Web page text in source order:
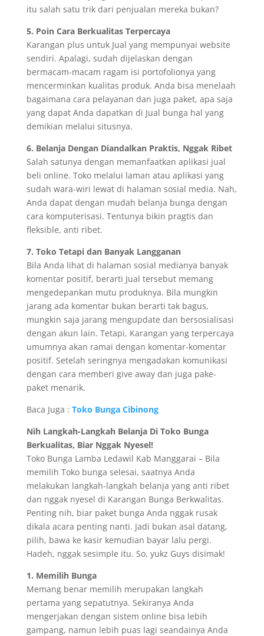
itu salah satu trik dari penjualan mereka bukan?
5. Poin Cara Berkualitas Terpercaya
Karangan plus untuk Jual yang mempunyai website
sendiri. Apalagi, sudah dijelaskan dengan
bermacam-macam ragam isi portofolionya yang
mencerminkan kualitas produk. Anda bisa menelaah
bagaimana cara pelayanan dan juga paket, apa saja
yang dapat Anda dapatkan di Jual bunga hal yang
demikian melalui situsnya.
6. Belanja Dengan Diandalkan Praktis, Nggak Ribet
Salah satunya dengan memanfaatkan aplikasi jual
beli online. Toko melalui laman atau aplikasi yang
sudah wara-wiri lewat di halaman sosial media. Nah,
Anda dapat dengan mudah belanja bunga dengan
cara komputerisasi. Tentunya bikin pragtis dan
fleksible, anti ribet.
7. Toko Tetapi dan Banyak Langganan
Bila Anda lihat di halaman sosial medianya banyak
komentar positif, berarti Jual tersebut memang
mengedepankan mutu produknya. Bila mungkin
jarang ada komentar bukan berarti tak bagus,
mungkin saja jarang mengupdate dan bersosialisasi
dengan akun lain. Tetapi, Karangan yang terpercaya
umumnya akan ramai dengan komentar-komentar
positif. Setelah seringnya mengadakan komunikasi
dengan cara memberi give away dan juga pake-
paket menarik.
Baca Juga : Toko Bunga Cibinong
Nih Langkah-Langkah Belanja Di Toko Bunga
Berkualitas, Biar Nggak Nyesel!
Toko Bunga Lamba Ledawil Kab Manggarai – Bila
memilih Toko bunga selesai, saatnya Anda
melakukan langkah-langkah belanja yang anti ribet
dan nggak nyesel di Karangan Bunga Berkwalitas.
Penting nih, biar paket bunga Anda nggak rusak
dikala acara penting nanti. Jadi bukan asal datang,
pilih, bawa ke kasir kemudian bayar lalu pergi.
Hadeh, nggak sesimple itu. So, yukz Guys disimak!
1. Memilih Bunga
Memang benar memilih merupakan langkah
pertama yang sepatutnya. Sekiranya Anda
mengerjakan dengan sistem online bisa lebih
gampang, namun lebih puas lagi seandainya Anda